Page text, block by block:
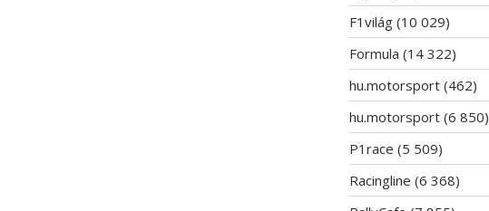
F1világ (10 029)
Formula (14 322)
hu.motorsport (462)
hu.motorsport (6 850)
P1race (5 509)
Racingline (6 368)